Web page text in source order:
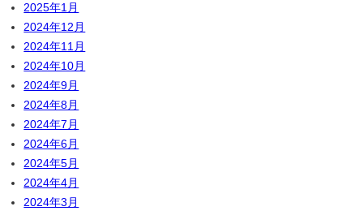
2025年1月
2024年12月
2024年11月
2024年10月
2024年9月
2024年8月
2024年7月
2024年6月
2024年5月
2024年4月
2024年3月